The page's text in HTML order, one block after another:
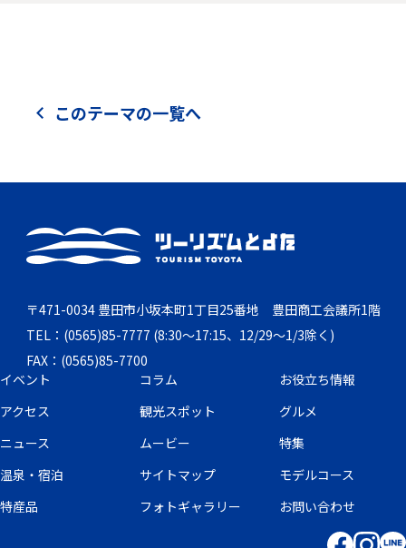
このテーマの一覧へ
〒471-0034 豊田市小坂本町1丁目25番地 豊田商工会議所1階
TEL：(0565)85-7777 (8:30～17:15、12/29～1/3除く)
FAX：(0565)85-7700
イベント
コラム
お役立ち情報
アクセス
観光スポット
グルメ
ニュース
ムービー
特集
温泉・宿泊
サイトマップ
モデルコース
特産品
フォトギャラリー お問い合わせ